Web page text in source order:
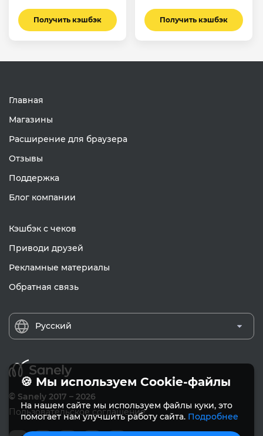
Получить кэшбэк Получить кэшбэк
Главная
Магазины
Расширение для браузера
Отзывы
Поддержка
Блог компании
Кэшбэк с чеков
Приводи друзей
Рекламные материалы
Обратная связь
Русский
© Sanely 2017 – 2026
Пользовательское соглашение
🍪 Мы используем Cookie-файлы
На нашем сайте мы используем файлы куки, это
помогает нам улучшить работу сайта. Подробнее